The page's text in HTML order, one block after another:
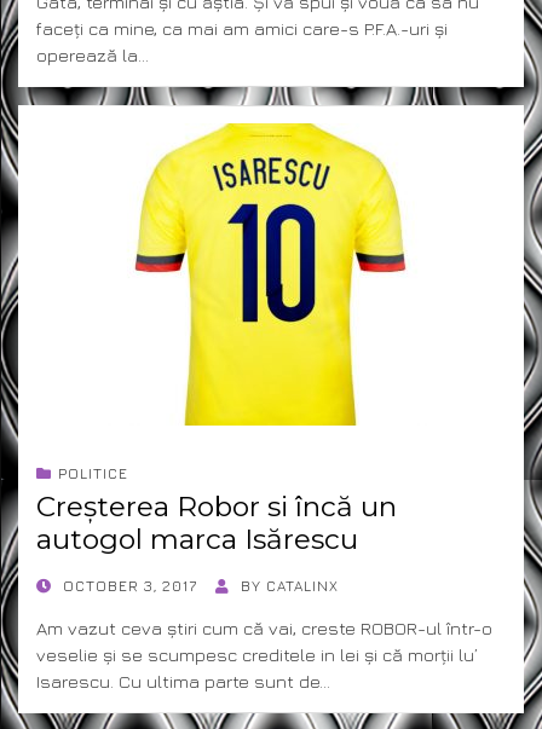
faceți ca mine, ca mai am amici care-s P.F.A.-uri și
operează la…
POLITICE
Creșterea Robor si încă un
autogol marca Isărescu
POSTEDOCTOBER 3, 2017 BY CATALINX
Am vazut ceva știri cum că vai, creste ROBOR-ul într-o
veselie și se scumpesc creditele in lei și că morții lu’
Isarescu. Cu ultima parte sunt de…